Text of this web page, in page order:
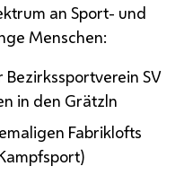
an Sport- und
Menschen:
BezirkssportvereinSV
in den Grätzln
Fabriklofts